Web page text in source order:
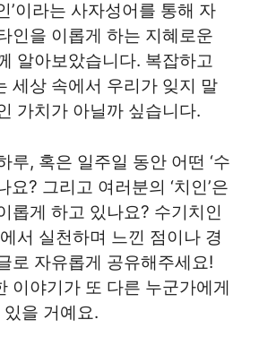
’이라는 사자성어를 통해 자
인을 이롭게 하는 지혜로운
알아보았습니다. 복잡하고
세상 속에서 우리가 잊지 말
가치가 아닐까 싶습니다.
루, 혹은 일주일 동안 어떤 ‘수
요? 그리고 여러분의 ‘치인’은
롭게 하고 있나요? 수기치인
서 실천하며 느낀 점이나 경
로 자유롭게 공유해주세요!
이야기가 또 다른 누군가에게
을 거예요.